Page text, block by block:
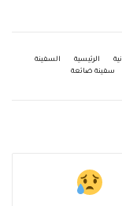
الرئيسية
السفينة
سفينة ضائعة